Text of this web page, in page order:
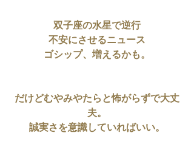
双子座の水星で逆行
不安にさせるニュース
ゴシップ、増えるかも。
だけどむやみやたらと怖がらずで大丈
夫。
誠実さを意識していればいい。